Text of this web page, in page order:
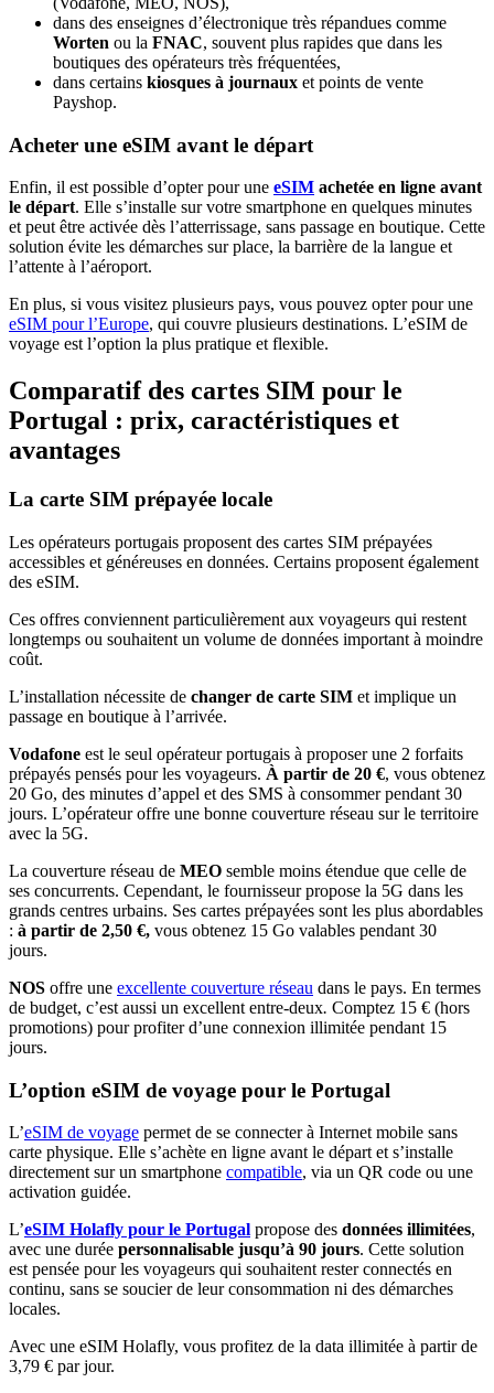
dans des enseignes d’électronique très répandues comme
Worten ou la FNAC, souvent plus rapides que dans les
boutiques des opérateurs très fréquentées,
dans certains kiosques à journaux et points de vente
Payshop.
Acheter une eSIM avant le départ
Enfin, il est possible d’opter pour une eSIM achetée en ligne avant
le départ. Elle s’installe sur votre smartphone en quelques minutes
et peut être activée dès l’atterrissage, sans passage en boutique. Cette
solution évite les démarches sur place, la barrière de la langue et
l’attente à l’aéroport.
En plus, si vous visitez plusieurs pays, vous pouvez opter pour une
eSIM pour l’Europe, qui couvre plusieurs destinations. L’eSIM de
voyage est l’option la plus pratique et flexible.
Comparatif des cartes SIM pour le
Portugal : prix, caractéristiques et
avantages
La carte SIM prépayée locale
Les opérateurs portugais proposent des cartes SIM prépayées
accessibles et généreuses en données. Certains proposent également
des eSIM.
Ces offres conviennent particulièrement aux voyageurs qui restent
longtemps ou souhaitent un volume de données important à moindre
coût.
L’installation nécessite de changer de carte SIM et implique un
passage en boutique à l’arrivée.
Vodafone est le seul opérateur portugais à proposer une 2 forfaits
prépayés pensés pour les voyageurs. À partir de 20 €, vous obtenez
20 Go, des minutes d’appel et des SMS à consommer pendant 30
jours. L’opérateur offre une bonne couverture réseau sur le territoire
avec la 5G.
La couverture réseau de MEO semble moins étendue que celle de
ses concurrents. Cependant, le fournisseur propose la 5G dans les
grands centres urbains. Ses cartes prépayées sont les plus abordables
: à partir de 2,50 €, vous obtenez 15 Go valables pendant 30
jours.
NOS offre une excellente couverture réseau dans le pays. En termes
de budget, c’est aussi un excellent entre-deux. Comptez 15 € (hors
promotions) pour profiter d’une connexion illimitée pendant 15
jours.
L’option eSIM de voyage pour le Portugal
L’eSIM de voyage permet de se connecter à Internet mobile sans
carte physique. Elle s’achète en ligne avant le départ et s’installe
directement sur un smartphone compatible, via un QR code ou une
activation guidée.
L’eSIM Holafly pour le Portugal propose des données illimitées,
avec une durée personnalisable jusqu’à 90 jours. Cette solution
est pensée pour les voyageurs qui souhaitent rester connectés en
continu, sans se soucier de leur consommation ni des démarches
locales.
Avec une eSIM Holafly, vous profitez de la data illimitée à partir de
3,79 € par jour.